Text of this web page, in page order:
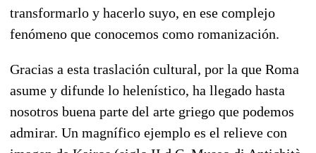
transformarlo y hacerlo suyo, en ese complejo
fenómeno que conocemos como romanización.
Gracias a esta traslación cultural, por la que Roma
asume y difunde lo helenístico, ha llegado hasta
nosotros buena parte del arte griego que podemos
admirar. Un magnífico ejemplo es el relieve con